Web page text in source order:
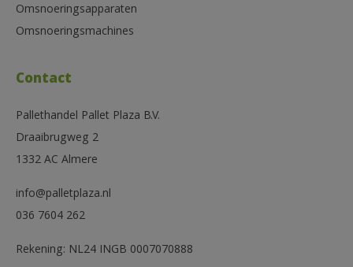
Omsnoeringsapparaten
Omsnoeringsmachines
Contact
Pallethandel Pallet Plaza B.V.
Draaibrugweg 2
1332 AC Almere
info@palletplaza.nl
036 7604 262
Rekening: NL24 INGB 0007070888